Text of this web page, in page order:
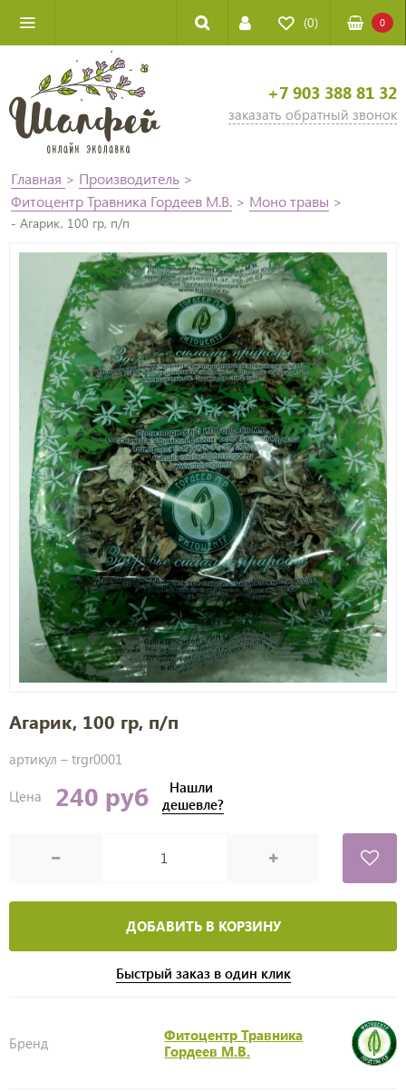
(0) 0
+7 903 388 81 32
заказать обратный звонок
Главная > Производитель >
Фитоцентр Травника Гордеев М.В. > Моно травы >
- Агарик, 100 гр, п/п
Агарик, 100 гр, п/п
артикул – trgr0001
Цена 240 руб
Нашли
дешевле?
ДОБАВИТЬ В КОРЗИНУ
Быстрый заказ в один клик
Бренд
Фитоцентр Травника
Гордеев М.В.